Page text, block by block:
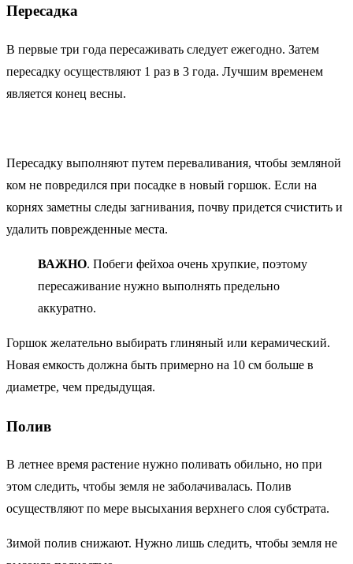
Пересадка
В первые три года пересаживать следует ежегодно. Затем
пересадку осуществляют 1 раз в 3 года. Лучшим временем
является конец весны.
Пересадку выполняют путем переваливания, чтобы земляной
ком не повредился при посадке в новый горшок. Если на
корнях заметны следы загнивания, почву придется счистить и
удалить поврежденные места.
ВАЖНО. Побеги фейхоа очень хрупкие, поэтому
пересаживание нужно выполнять предельно
аккуратно.
Горшок желательно выбирать глиняный или керамический.
Новая емкость должна быть примерно на 10 см больше в
диаметре, чем предыдущая.
Полив
В летнее время растение нужно поливать обильно, но при
этом следить, чтобы земля не заболачивалась. Полив
осуществляют по мере высыхания верхнего слоя субстрата.
Зимой полив снижают. Нужно лишь следить, чтобы земля не